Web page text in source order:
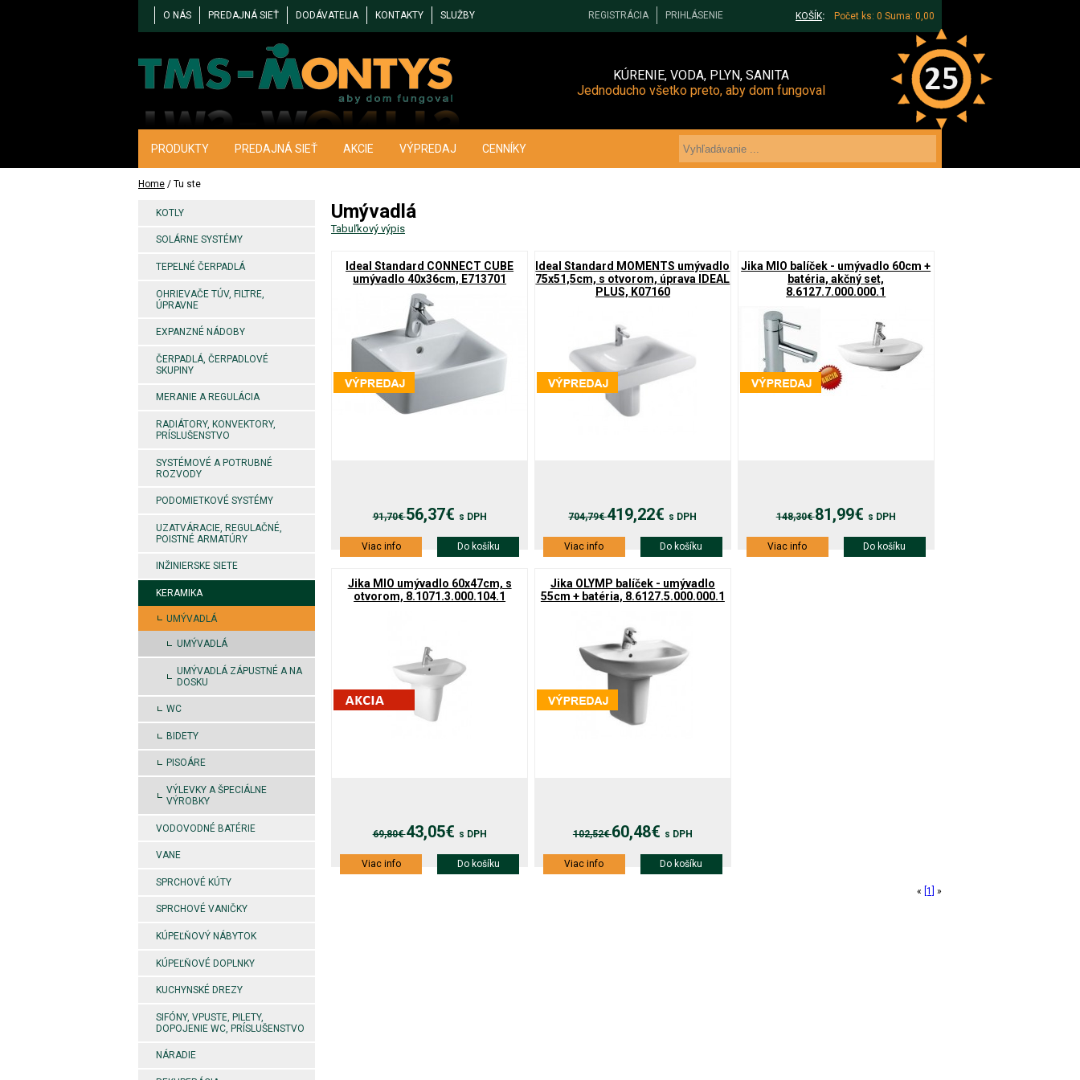
O NÁS PREDAJNÁ SIEŤ DODÁVATELIA KONTAKTY SLUŽBY REGISTRÁCIA PRIHLÁSENIE KOŠÍK: Počet ks: 0 Suma: 0,00
KÚRENIE, VODA, PLYN, SANITA
Jednoducho všetko preto, aby dom fungoval
PRODUKTY PREDAJNÁ SIEŤ AKCIE VÝPREDAJ CENNÍKY
Home / Tu ste
KOTLY
SOLÁRNE SYSTÉMY
TEPELNÉ ČERPADLÁ
OHRIEVAČE TÚV, FILTRE,
ÚPRAVNE
EXPANZNÉ NÁDOBY
ČERPADLÁ, ČERPADLOVÉ
SKUPINY
MERANIE A REGULÁCIA
RADIÁTORY, KONVEKTORY,
PRÍSLUŠENSTVO
SYSTÉMOVÉ A POTRUBNÉ
ROZVODY
PODOMIETKOVÉ SYSTÉMY
UZATVÁRACIE, REGULAČNÉ,
POISTNÉ ARMATÚRY
INŽINIERSKE SIETE
KERAMIKA
UMÝVADLÁ
UMÝVADLÁ
UMÝVADLÁ ZÁPUSTNÉ A NA
DOSKU
WC
BIDETY
PISOÁRE
VÝLEVKY A ŠPECIÁLNE
VÝROBKY
VODOVODNÉ BATÉRIE
VANE
SPRCHOVÉ KÚTY
SPRCHOVÉ VANIČKY
KÚPEĽŇOVÝ NÁBYTOK
KÚPEĽŇOVÉ DOPLNKY
KUCHYNSKÉ DREZY
SIFÓNY, VPUSTE, PILETY,
DOPOJENIE WC, PRÍSLUŠENSTVO
NÁRADIE
Umývadlá
Tabuľkový výpis
Ideal Standard CONNECT CUBE
umývadlo 40x36cm, E713701
91,70€56,37€ s DPH
Viac info Do košíku
Ideal Standard MOMENTS umývadlo
75x51,5cm, s otvorom, úprava IDEAL
PLUS, K07160
704,79€419,22€ s DPH
Viac info Do košíku
Jika MIO balíček - umývadlo 60cm +
batéria, akčný set,
8.6127.7.000.000.1
148,30€81,99€ s DPH
Viac info Do košíku
Jika MIO umývadlo 60x47cm, s
otvorom, 8.1071.3.000.104.1
69,80€43,05€ s DPH
Viac info Do košíku
Jika OLYMP balíček - umývadlo
55cm + batéria, 8.6127.5.000.000.1
102,52€60,48€ s DPH
Viac info Do košíku
« [1] »